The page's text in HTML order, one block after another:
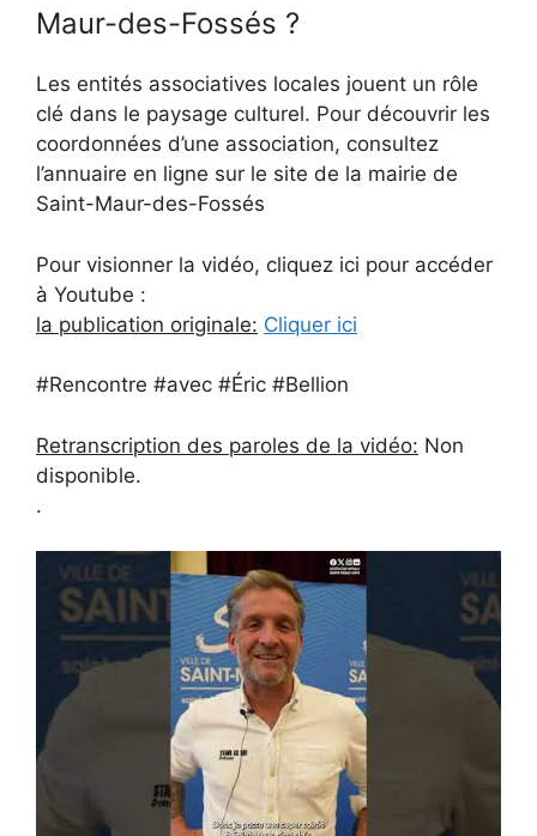
Maur-des-Fossés ?
Les entités associatives locales jouent un rôle
clé dans le paysage culturel. Pour découvrir les
coordonnées d’une association, consultez
l’annuaire en ligne sur le site de la mairie de
Saint-Maur-des-Fossés
Pour visionner la vidéo, cliquez ici pour accéder
à Youtube :
la publication originale: Cliquer ici
#Rencontre #avec #Éric #Bellion
Retranscription des paroles de la vidéo: Non
disponible.
.